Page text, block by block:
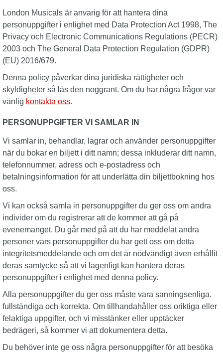
London Musicals är anvarig för att hantera dina
personuppgifter i enlighet med Data Protection Act 1998, The
Privacy och Electronic Communications Regulations (PECR)
2003 och The General Data Protection Regulation (GDPR)
(EU) 2016/679.
Denna policy påverkar dina juridiska rättigheter och
skyldigheter så läs den noggrant. Om du har några frågor var
vänlig kontakta oss.
PERSONUPPGIFTER VI SAMLAR IN
Vi samlar in, behandlar, lagrar och använder personuppgifter
när du bokar en biljett i ditt namn; dessa inkluderar ditt namn,
telefonnummer, adress och e-postadress och
betalningsinformation för att underlätta din biljettbokning hos
oss.
Vi kan också samla in personuppgifter du ger oss om andra
individer om du registrerar att de kommer att gå på
evenemanget. Du går med på att du har meddelat andra
personer vars personuppgifter du har gett oss om detta
integritetsmeddelande och om det är nödvändigt även erhållit
deras samtycke så att vi lagenligt kan hantera deras
personuppgifter i enlighet med denna policy.
Alla personuppgifter du ger oss måste vara sanningsenliga.
fullständiga och korrekta. Om tillhandahåller oss oriktiga eller
felaktiga uppgifter, och vi misstänker eller upptäcker
bedrägeri, så kommer vi att dokumentera detta.
Du behöver inte ge oss några personuppgifter för att besöka